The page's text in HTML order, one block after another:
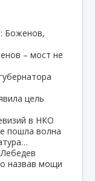
Боженов,
цель
пошла волна
назвав мощи